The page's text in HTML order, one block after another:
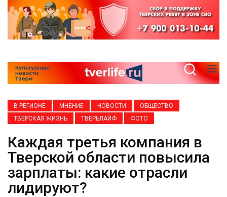
В РЕГИОНЕ МНЕНИЕ НОВОСТИ
ОБЩЕСТВО
ТВЕРСКАЯ ЖИЗНЬ
ТВЕРЬЛАЙФ ФОТО
Каждая третья компания в
Тверской области повысила
зарплаты: какие отрасли
лидируют?